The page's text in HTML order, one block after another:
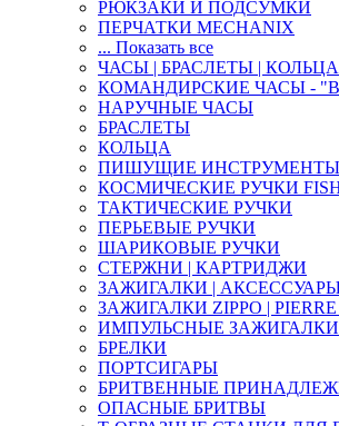
РЮКЗАКИ И ПОДСУМКИ
ПЕРЧАТКИ MECHANIX
... Показать все
ЧАСЫ | БРАСЛЕТЫ | КОЛЬЦА
КОМАНДИРСКИЕ ЧАСЫ -
НАРУЧНЫЕ ЧАСЫ
БРАСЛЕТЫ
КОЛЬЦА
ПИШУЩИЕ ИНСТРУМЕНТЫ
КОСМИЧЕСКИЕ РУЧКИ
ТАКТИЧЕСКИЕ РУЧКИ
ПЕРЬЕВЫЕ РУЧКИ
ШАРИКОВЫЕ РУЧКИ
СТЕРЖНИ | КАРТРИДЖИ
ЗАЖИГАЛКИ |
ЗАЖИГАЛКИ ZIPPO | PIERRE
ИМПУЛЬСНЫЕ ЗАЖИГАЛКИ
БРЕЛКИ
ПОРТСИГАРЫ
БРИТВЕННЫЕ
ОПАСНЫЕ БРИТВЫ